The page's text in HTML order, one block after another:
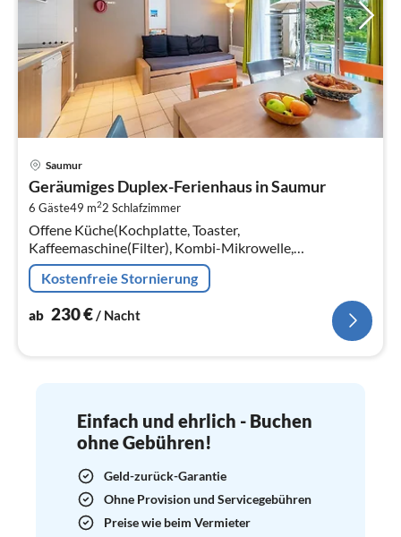
Saumur
Geräumiges Duplex-Ferienhaus in Saumur
6 Gäste49 m22 Schlafzimmer
Offene Küche(Kochplatte, Toaster,
Kaffeemaschine(Filter), Kombi-Mikrowelle,
Spülmaschine, Kühl-/Gefrierkombination,
Waschbecken, ), Wohn/Esszimmer(Doppelschlafcouch,
Kostenfreie Stornierung
ab 230€/ Nacht
Einfach und ehrlich - Buchen
ohne Gebühren!
Geld-zurück-Garantie
Ohne Provision und Servicegebühren
Preise wie beim Vermieter